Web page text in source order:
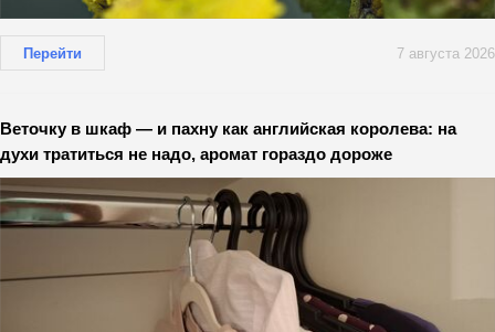
Перейти 7 августа 2026
Веточку в шкаф — и пахну как английская королева: на
духи тратиться не надо, аромат гораздо дороже